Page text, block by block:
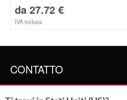
da 27.72 €
IVA inclusa
CONTATTO